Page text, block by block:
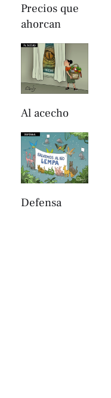
Precios que
ahorcan
Al acecho
Defensa